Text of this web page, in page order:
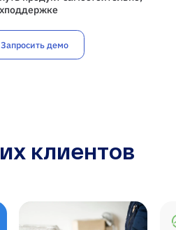
Запросить демо
клиентов